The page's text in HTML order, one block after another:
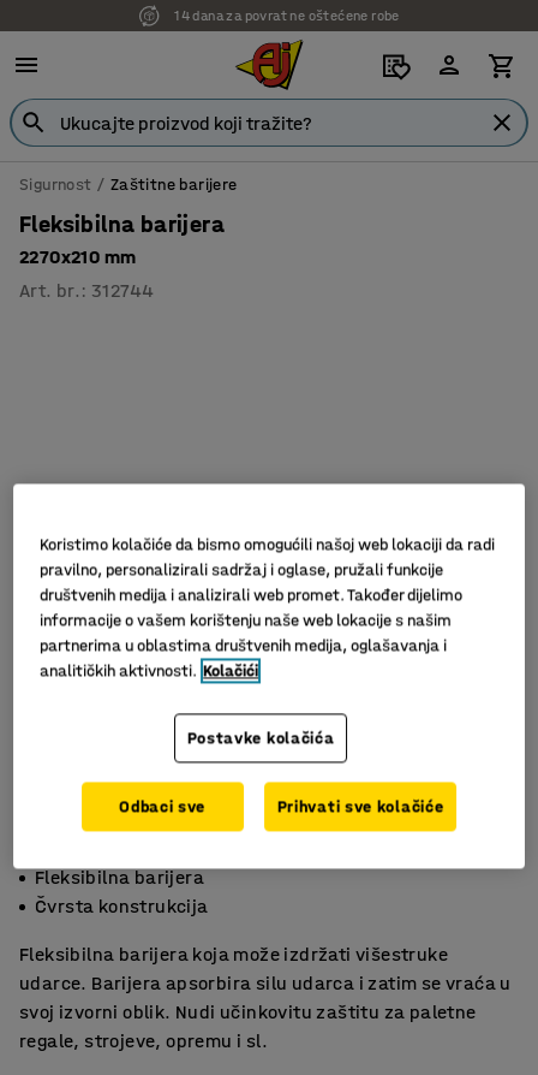
14 dana za povrat ne oštećene robe
Sigurnost Zaštitne barijere
Fleksibilna barijera
2270x210 mm
Art. br. : 312744
Fleksibilna barijera
Čvrsta konstrukcija
Fleksibilna barijera koja može izdržati višestruke
udarce. Barijera apsorbira silu udarca i zatim se vraća u
svoj izvorni oblik. Nudi učinkovitu zaštitu za paletne
regale, strojeve, opremu i sl.
Koristimo kolačiće da bismo omogućili našoj web lokaciji da radi
pravilno, personalizirali sadržaj i oglase, pružali funkcije
društvenih medija i analizirali web promet. Također dijelimo
informacije o vašem korištenju naše web lokacije s našim
partnerima u oblastima društvenih medija, oglašavanja i
analitičkih aktivnosti. Kolačići
Postavke kolačića
Odbaci sve Prihvati sve kolačiće